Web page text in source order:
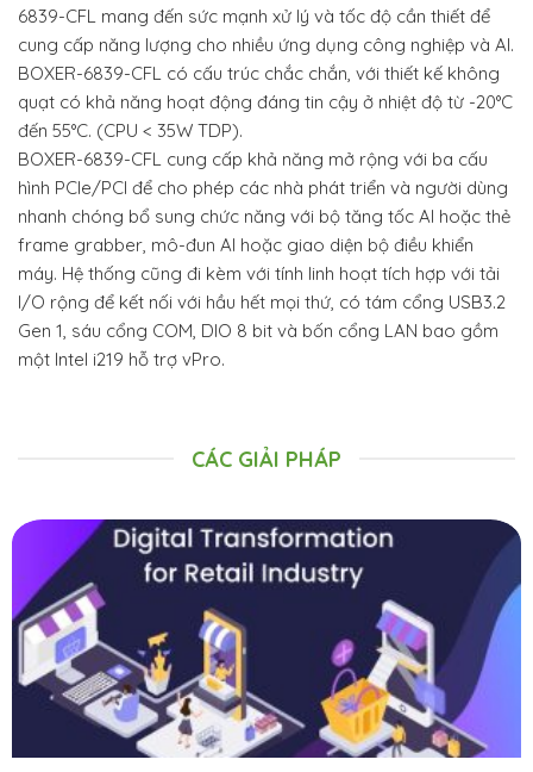
6839-CFL mang đến sức mạnh xử lý và tốc độ cần thiết để
cung cấp năng lượng cho nhiều ứng dụng công nghiệp và AI.
BOXER-6839-CFL có cấu trúc chắc chắn, với thiết kế không
quạt có khả năng hoạt động đáng tin cậy ở nhiệt độ từ -20°C
đến 55°C. (CPU < 35W TDP).
BOXER-6839-CFL cung cấp khả năng mở rộng với ba cấu
hình PCIe/PCI để cho phép các nhà phát triển và người dùng
nhanh chóng bổ sung chức năng với bộ tăng tốc AI hoặc thẻ
frame grabber, mô-đun AI hoặc giao diện bộ điều khiển
máy. Hệ thống cũng đi kèm với tính linh hoạt tích hợp với tải
I/O rộng để kết nối với hầu hết mọi thứ, có tám cổng USB3.2
Gen 1, sáu cổng COM, DIO 8 bit và bốn cổng LAN bao gồm
một Intel i219 hỗ trợ vPro.
CÁC GIẢI PHÁP